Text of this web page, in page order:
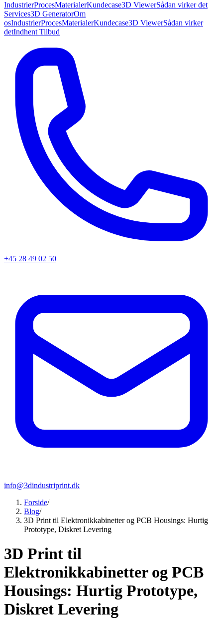
IndustrierProcesMaterialerKundecase3D ViewerSådan virker det
Services3D GeneratorOm
osIndustrierProcesMaterialerKundecase3D ViewerSådan virker
detIndhent Tilbud
+45 28 49 02 50
info@3dindustriprint.dk
Forside/
Blog/
3D Print til Elektronikkabinetter og PCB Housings: Hurtig
Prototype, Diskret Levering
3D Print til
Elektronikkabinetter og PCB
Housings: Hurtig Prototype,
Diskret Levering